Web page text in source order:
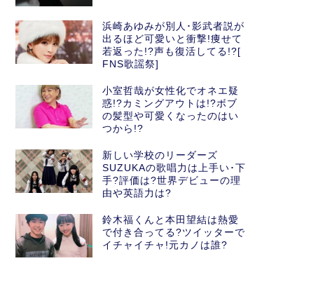
浜崎あゆみが別人･影武者説が
出るほど可愛いと衝撃!痩せて
若返った!?声も復活してる!?[
FNS歌謡祭]
小室哲哉が女性化でオネエ疑
惑!?カミングアウトは!?ボブ
の髪型や可愛くなったのはい
つから!?
新しい学校のリーダーズ
SUZUKAの歌唱力は上手い･下
手?評価は?世界デビューの理
由や英語力は?
鈴木福くんと本田望結は熱愛
で付き合ってる?ツイッターで
イチャイチャ!元カノは誰?